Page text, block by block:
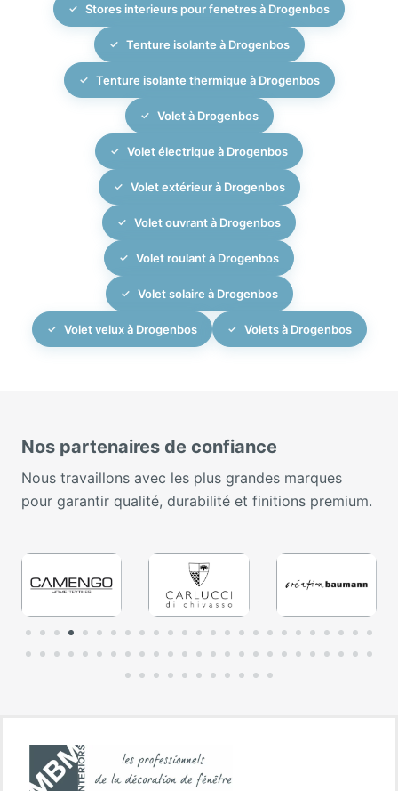
Stores interieurs pour fenetres à Drogenbos
Tenture isolante à Drogenbos
Tenture isolante thermique à Drogenbos
Volet à Drogenbos
Volet électrique à Drogenbos
Volet extérieur à Drogenbos
Volet ouvrant à Drogenbos
Volet roulant à Drogenbos
Volet solaire à Drogenbos
Volet velux à Drogenbos Volets à Drogenbos
Nos partenaires de confiance
Nous travaillons avec les plus grandes marques
pour garantir qualité, durabilité et finitions premium.